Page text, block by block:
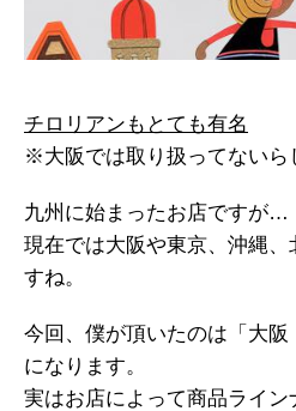
チロリアンもとても有名
※大阪では取り扱ってないら
九州に始まったお店ですが…
現在では大阪や東京、沖縄、
すね。
今回、僕が頂いたのは「大
になります。
実はお店によって商品ライ